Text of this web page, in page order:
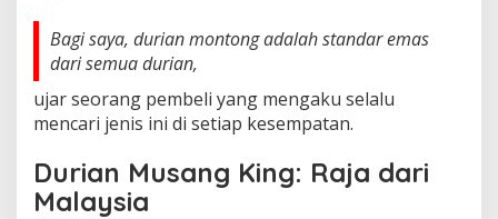
Bagi saya, durian montong adalah standar emas
dari semua durian,
ujar seorang pembeli yang mengaku selalu
mencari jenis ini di setiap kesempatan.
Durian Musang King: Raja dari
Malaysia